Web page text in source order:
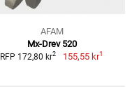
AFAM
Mx-Drev 520
RFP 172,80 kr2 155,55 kr1